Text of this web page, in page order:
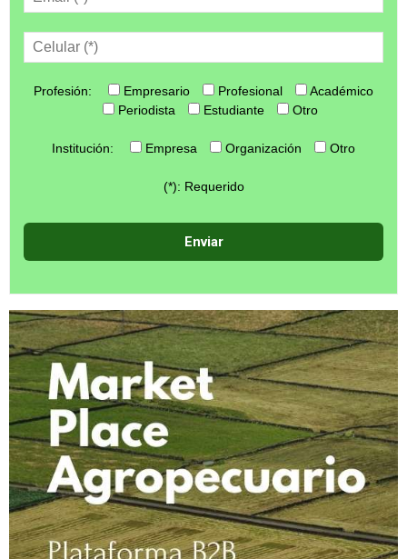
Profesión: Empresario Profesional
Académico
Periodista
Estudiante Otro
Institución: Empresa Organización Otro
(*): Requerido